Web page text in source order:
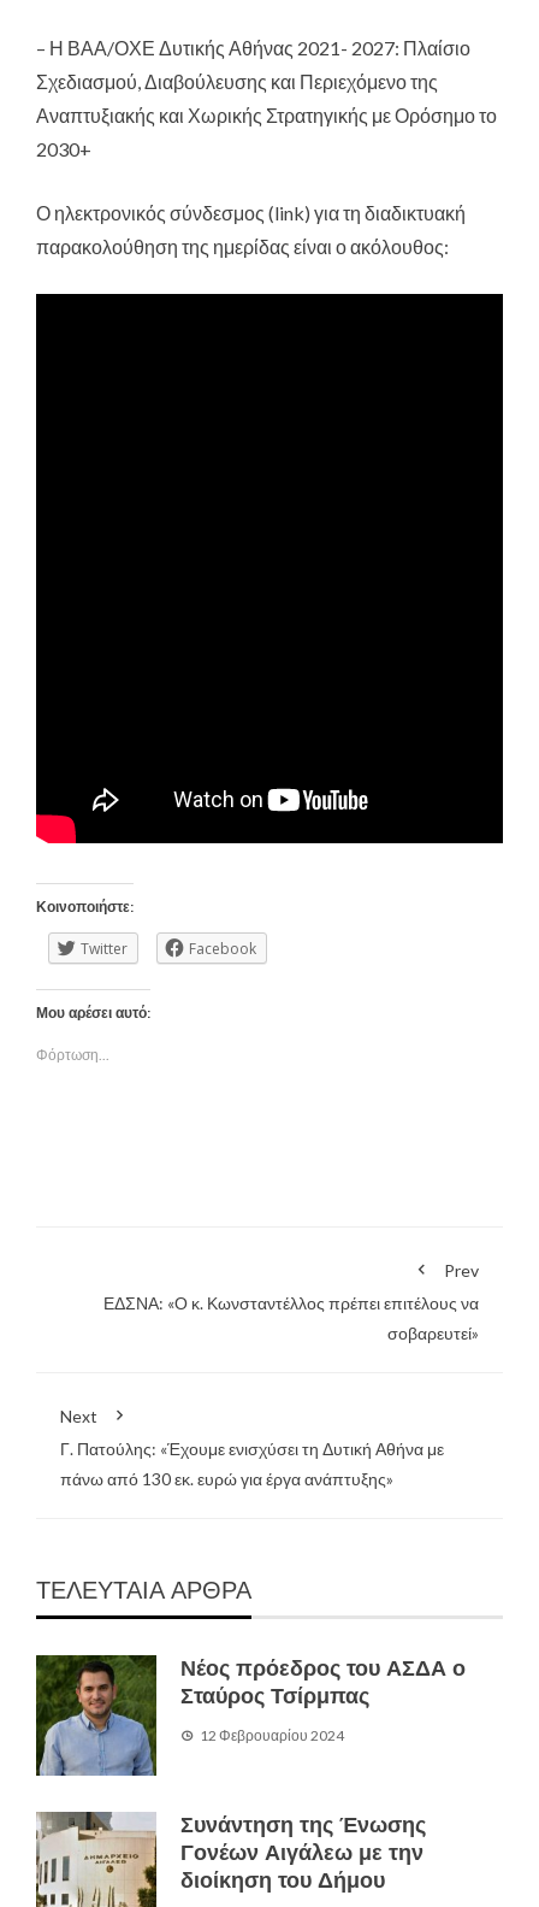
– Η ΒΑΑ/ΟΧΕ Δυτικής Αθήνας 2021- 2027: Πλαίσιο
Σχεδιασμού, Διαβούλευσης και Περιεχόμενο της
Αναπτυξιακής και Χωρικής Στρατηγικής με Ορόσημο το
2030+
Ο ηλεκτρονικός σύνδεσμος (link) για τη διαδικτυακή
παρακολούθηση της ημερίδας είναι ο ακόλουθος:
Κοινοποιήστε:
Twitter Facebook
Μου αρέσει αυτό:
Φόρτωση...
Prev
ΕΔΣΝΑ: «Ο κ. Κωνσταντέλλος πρέπει επιτέλους να
σοβαρευτεί»
Next
Γ. Πατούλης: «Έχουμε ενισχύσει τη Δυτική Αθήνα με
πάνω από 130 εκ. ευρώ για έργα ανάπτυξης»
ΤΕΛΕΥΤΑΙΑ ΑΡΘΡΑ
Νέος πρόεδρος του ΑΣΔΑ ο
Σταύρος Τσίρμπας
12 Φεβρουαρίου 2024
Συνάντηση της Ένωσης
Γονέων Αιγάλεω με την
διοίκηση του Δήμου